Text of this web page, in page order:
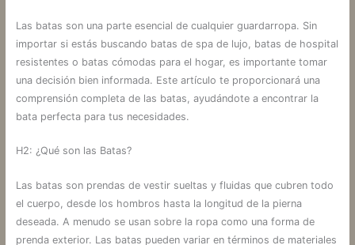
Las batas son una parte esencial de cualquier guardarropa. Sin
importar si estás buscando batas de spa de lujo, batas de hospital
resistentes o batas cómodas para el hogar, es importante tomar
una decisión bien informada. Este artículo te proporcionará una
comprensión completa de las batas, ayudándote a encontrar la
bata perfecta para tus necesidades.
H2: ¿Qué son las Batas?
Las batas son prendas de vestir sueltas y fluidas que cubren todo
el cuerpo, desde los hombros hasta la longitud de la pierna
deseada. A menudo se usan sobre la ropa como una forma de
prenda exterior. Las batas pueden variar en términos de materiales